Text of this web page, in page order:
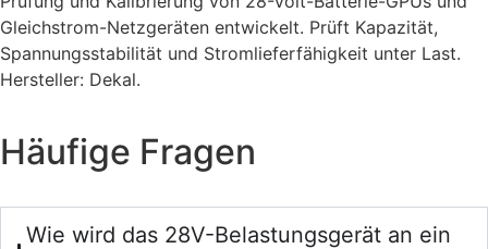
Gleichstrom-Netzgeräten entwickelt. Prüft Kapazität,
Spannungsstabilität und Stromlieferfähigkeit unter Last.
Hersteller: Dekal.
Häufige Fragen
Wie wird das 28V-Belastungsgerät an ein